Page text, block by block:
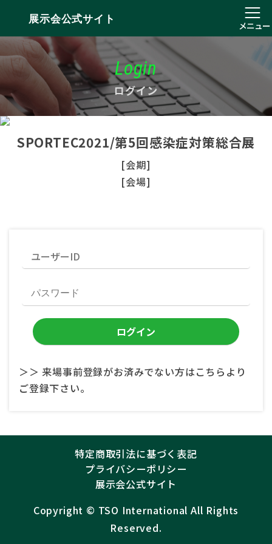
展示会公式サイト
メニュー
Login
ログイン
SPORTEC2021/第5回感染症対策総合展
[会期]
[会場]
＞＞ 来場事前登録がお済みでない方はこちらより
ご登録下さい。
特定商取引法に基づく表記
プライバシーポリシー
展示会公式サイト
Copyright ©︎ TSO International All Rights
Reserved.